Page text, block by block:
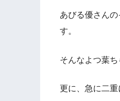
あびる優さん
す。
そんなよつ葉
更に、急に二